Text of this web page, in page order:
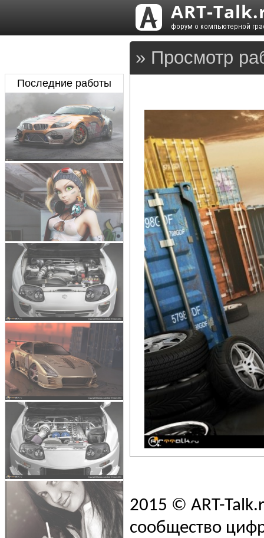
» Просмотр
Последние работы
2015 © ART-
сообщество